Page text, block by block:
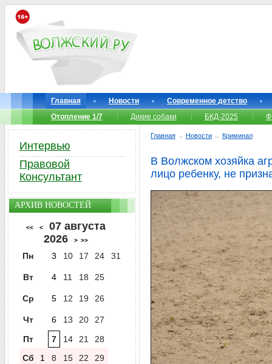
Главная Новости
Современное детство
Отопление 1/7
Дикие собаки БКД-2025
Главная → Новости → Криминал
В Волжском хозяйка
лицо ребенку, не
Интервью
Правовой
Консультант
АРХИВ НОВОСТЕЙ
<< <
07 августа
2026
> >>
Пн 3 10 17 24 31
Вт 4 11 18 25
Ср 5 12 19 26
Чт 6 13 20
27
Пт
7 14 21
28
Сб
1 8 15 22 29